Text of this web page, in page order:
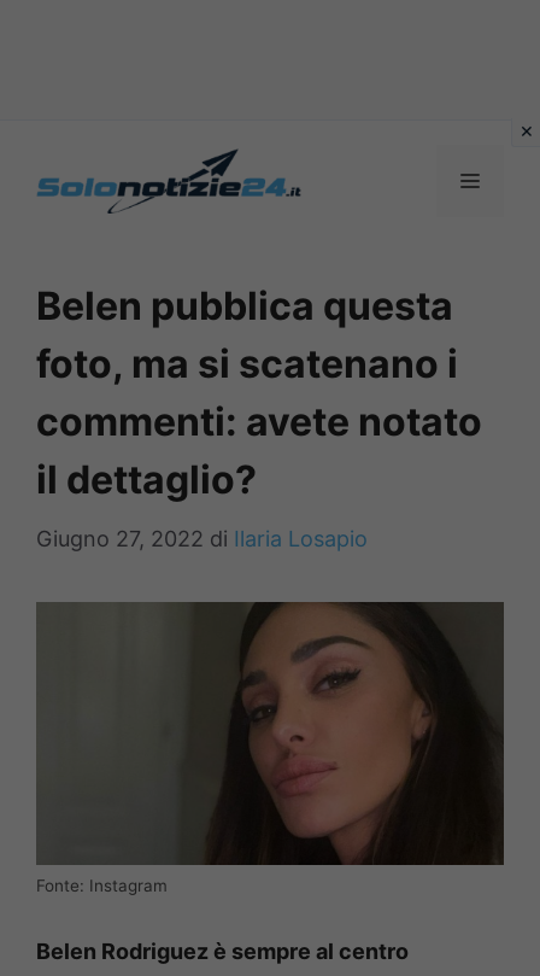
MENU
Belen pubblica questa
foto, ma si scatenano i
commenti: avete notato
il dettaglio?
Giugno 27, 2022 di Ilaria Losapio
Fonte: Instagram
Belen Rodriguez è sempre al centro